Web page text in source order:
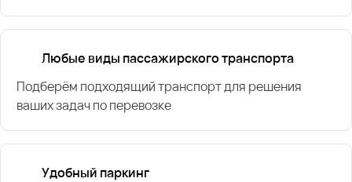
Любые виды пассажирского транспорта
Подберём подходящий транспорт для решения
ваших задач по перевозке
Удобный паркинг